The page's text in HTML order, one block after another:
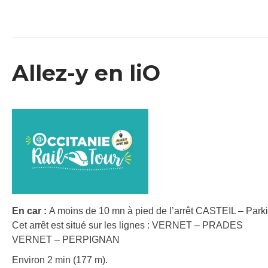
Allez-y en liO
En car : A moins de 10 mn à pied de l’arrêt CASTEIL –
Cet arrêt est situé sur les lignes : VERNET – PRADES
VERNET – PERPIGNAN
Environ 2 min (177 m).